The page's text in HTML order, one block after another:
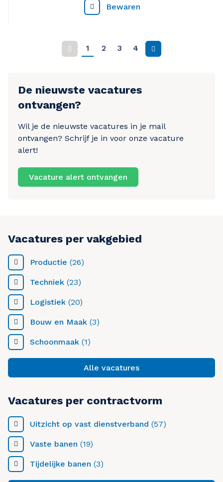
Bewaren
Vorige
1 2 3 4
De nieuwste vacatures
ontvangen?
Wil je de nieuwste vacatures in je mail
ontvangen? Schrijf je in voor onze vacature
alert!
Vacature alert ontvangen
Vacatures per vakgebied
Productie (26)
Techniek (23)
Logistiek (20)
Bouw en Maak (3)
Schoonmaak (1)
Alle vacatures
Vacatures per contractvorm
Uitzicht op vast dienstverband (57)
Vaste banen (19)
Tijdelijke banen (3)